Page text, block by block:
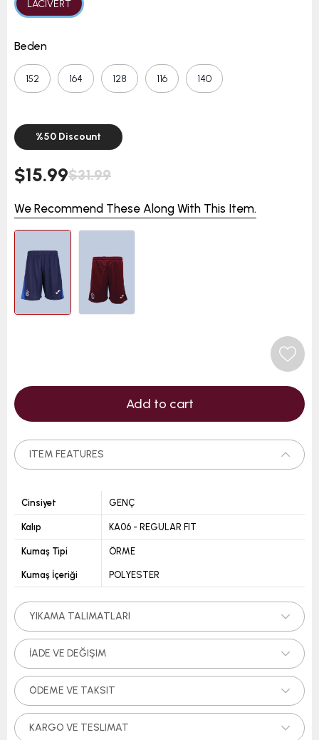
LACİVERT
Beden
152 164 128 116 140
%50 Discount
$31.99
$15.99
We Recommend These Along With This Item.
ITEM FEATURES
Cinsiyet GENÇ
Kalıp KA06 - REGULAR FIT
Kumaş Tipi ÖRME
Kumaş İçeriği POLYESTER
YIKAMA TALIMATLARI
İADE VE DEĞIŞIM
ÖDEME VE TAKSIT
KARGO VE TESLIMAT